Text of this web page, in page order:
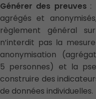
Générer des preuves :
agrégés et
règlement général
n’interdit pas la
anonymisation
5 personnes) et la
construire des
de données individuelles.